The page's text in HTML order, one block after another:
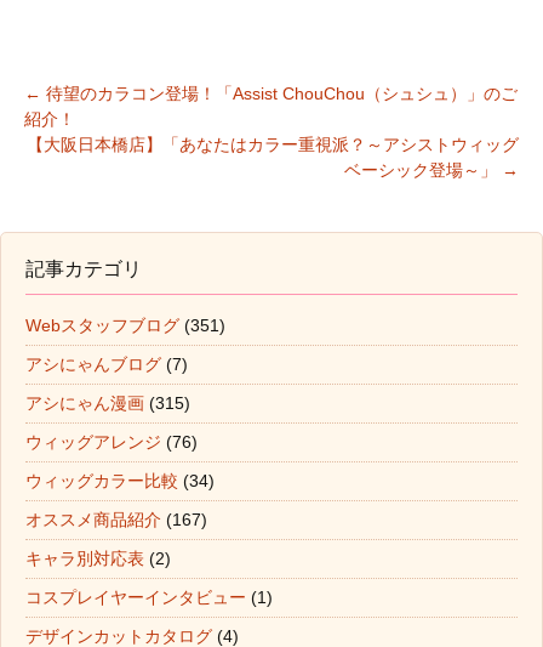
投稿ナビゲーション
← 待望のカラコン登場！「Assist ChouChou（シュシュ）」のご
紹介！
【大阪日本橋店】「あなたはカラー重視派？～アシストウィッグ
ベーシック登場～」
→
記事カテゴリ
Webスタッフブログ (351)
アシにゃんブログ (7)
アシにゃん漫画 (315)
ウィッグアレンジ (76)
ウィッグカラー比較 (34)
オススメ商品紹介 (167)
キャラ別対応表 (2)
コスプレイヤーインタビュー (1)
デザインカットカタログ (4)